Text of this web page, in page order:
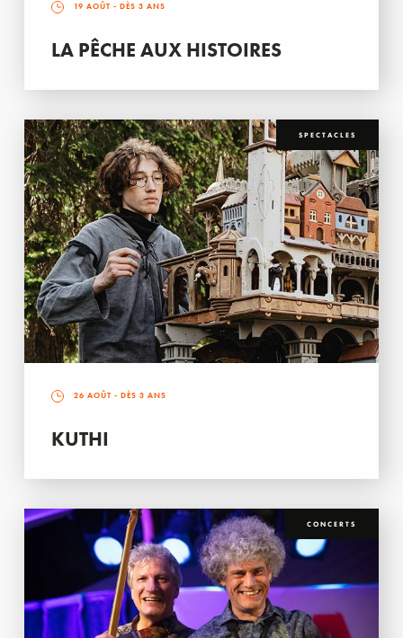
19 AOÛT - DÈS 3 ANS
LA PÊCHE AUX HISTOIRES
SPECTACLES
26 AOÛT - DÈS 3 ANS
KUTHI
CONCERTS